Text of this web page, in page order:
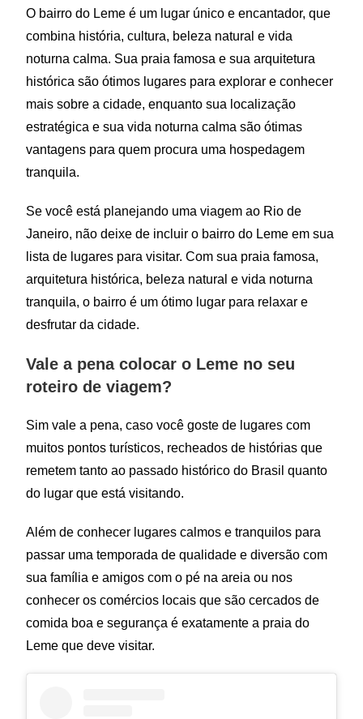
O bairro do Leme é um lugar único e encantador, que
combina história, cultura, beleza natural e vida
noturna calma. Sua praia famosa e sua arquitetura
histórica são ótimos lugares para explorar e conhecer
mais sobre a cidade, enquanto sua localização
estratégica e sua vida noturna calma são ótimas
vantagens para quem procura uma hospedagem
tranquila.
Se você está planejando uma viagem ao Rio de
Janeiro, não deixe de incluir o bairro do Leme em sua
lista de lugares para visitar. Com sua praia famosa,
arquitetura histórica, beleza natural e vida noturna
tranquila, o bairro é um ótimo lugar para relaxar e
desfrutar da cidade.
Vale a pena colocar o Leme no seu
roteiro de viagem?
Sim vale a pena, caso você goste de lugares com
muitos pontos turísticos, recheados de histórias que
remetem tanto ao passado histórico do Brasil quanto
do lugar que está visitando.
Além de conhecer lugares calmos e tranquilos para
passar uma temporada de qualidade e diversão com
sua família e amigos com o pé na areia ou nos
conhecer os comércios locais que são cercados de
comida boa e segurança é exatamente a praia do
Leme que deve visitar.